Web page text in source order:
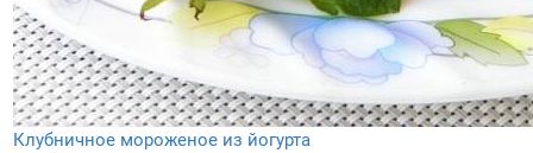
Клубничное мороженое из йогурта